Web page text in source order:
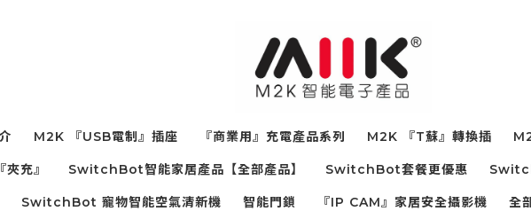
M2K 『USB電制』插座 『商業用』充電產品系列 M2K 『T蘇』轉換插
充』 SwitchBot智能家居產品【全部產品】 SwitchBot套餐更優惠
SwitchBot 寵物智能空氣清新機 智能門鎖 『IP CAM』家居安全攝影機 全